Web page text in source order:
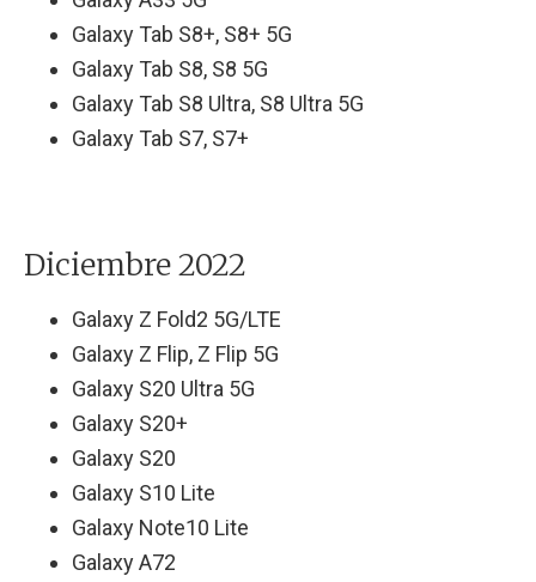
Galaxy Tab S8+, S8+ 5G
Galaxy Tab S8, S8 5G
Galaxy Tab S8 Ultra, S8 Ultra 5G
Galaxy Tab S7, S7+
Diciembre 2022
Galaxy Z Fold2 5G/LTE
Galaxy Z Flip, Z Flip 5G
Galaxy S20 Ultra 5G
Galaxy S20+
Galaxy S20
Galaxy S10 Lite
Galaxy Note10 Lite
Galaxy A72